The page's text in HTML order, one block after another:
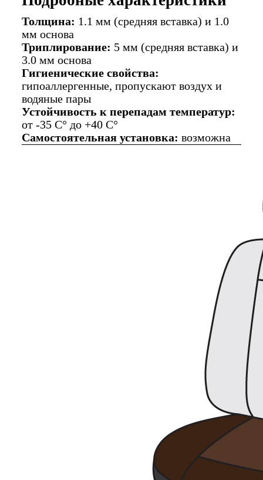
Толщина: 1.1 мм (средняя вставка) и 1.0
мм основа
Триплирование: 5 мм (средняя вставка) и
3.0 мм основа
Гигиенические свойства:
гипоаллергенные, пропускают воздух и
водяные пары
Устойчивость к перепадам температур:
от -35 C° до +40 C°
Самостоятельная установка: возможна